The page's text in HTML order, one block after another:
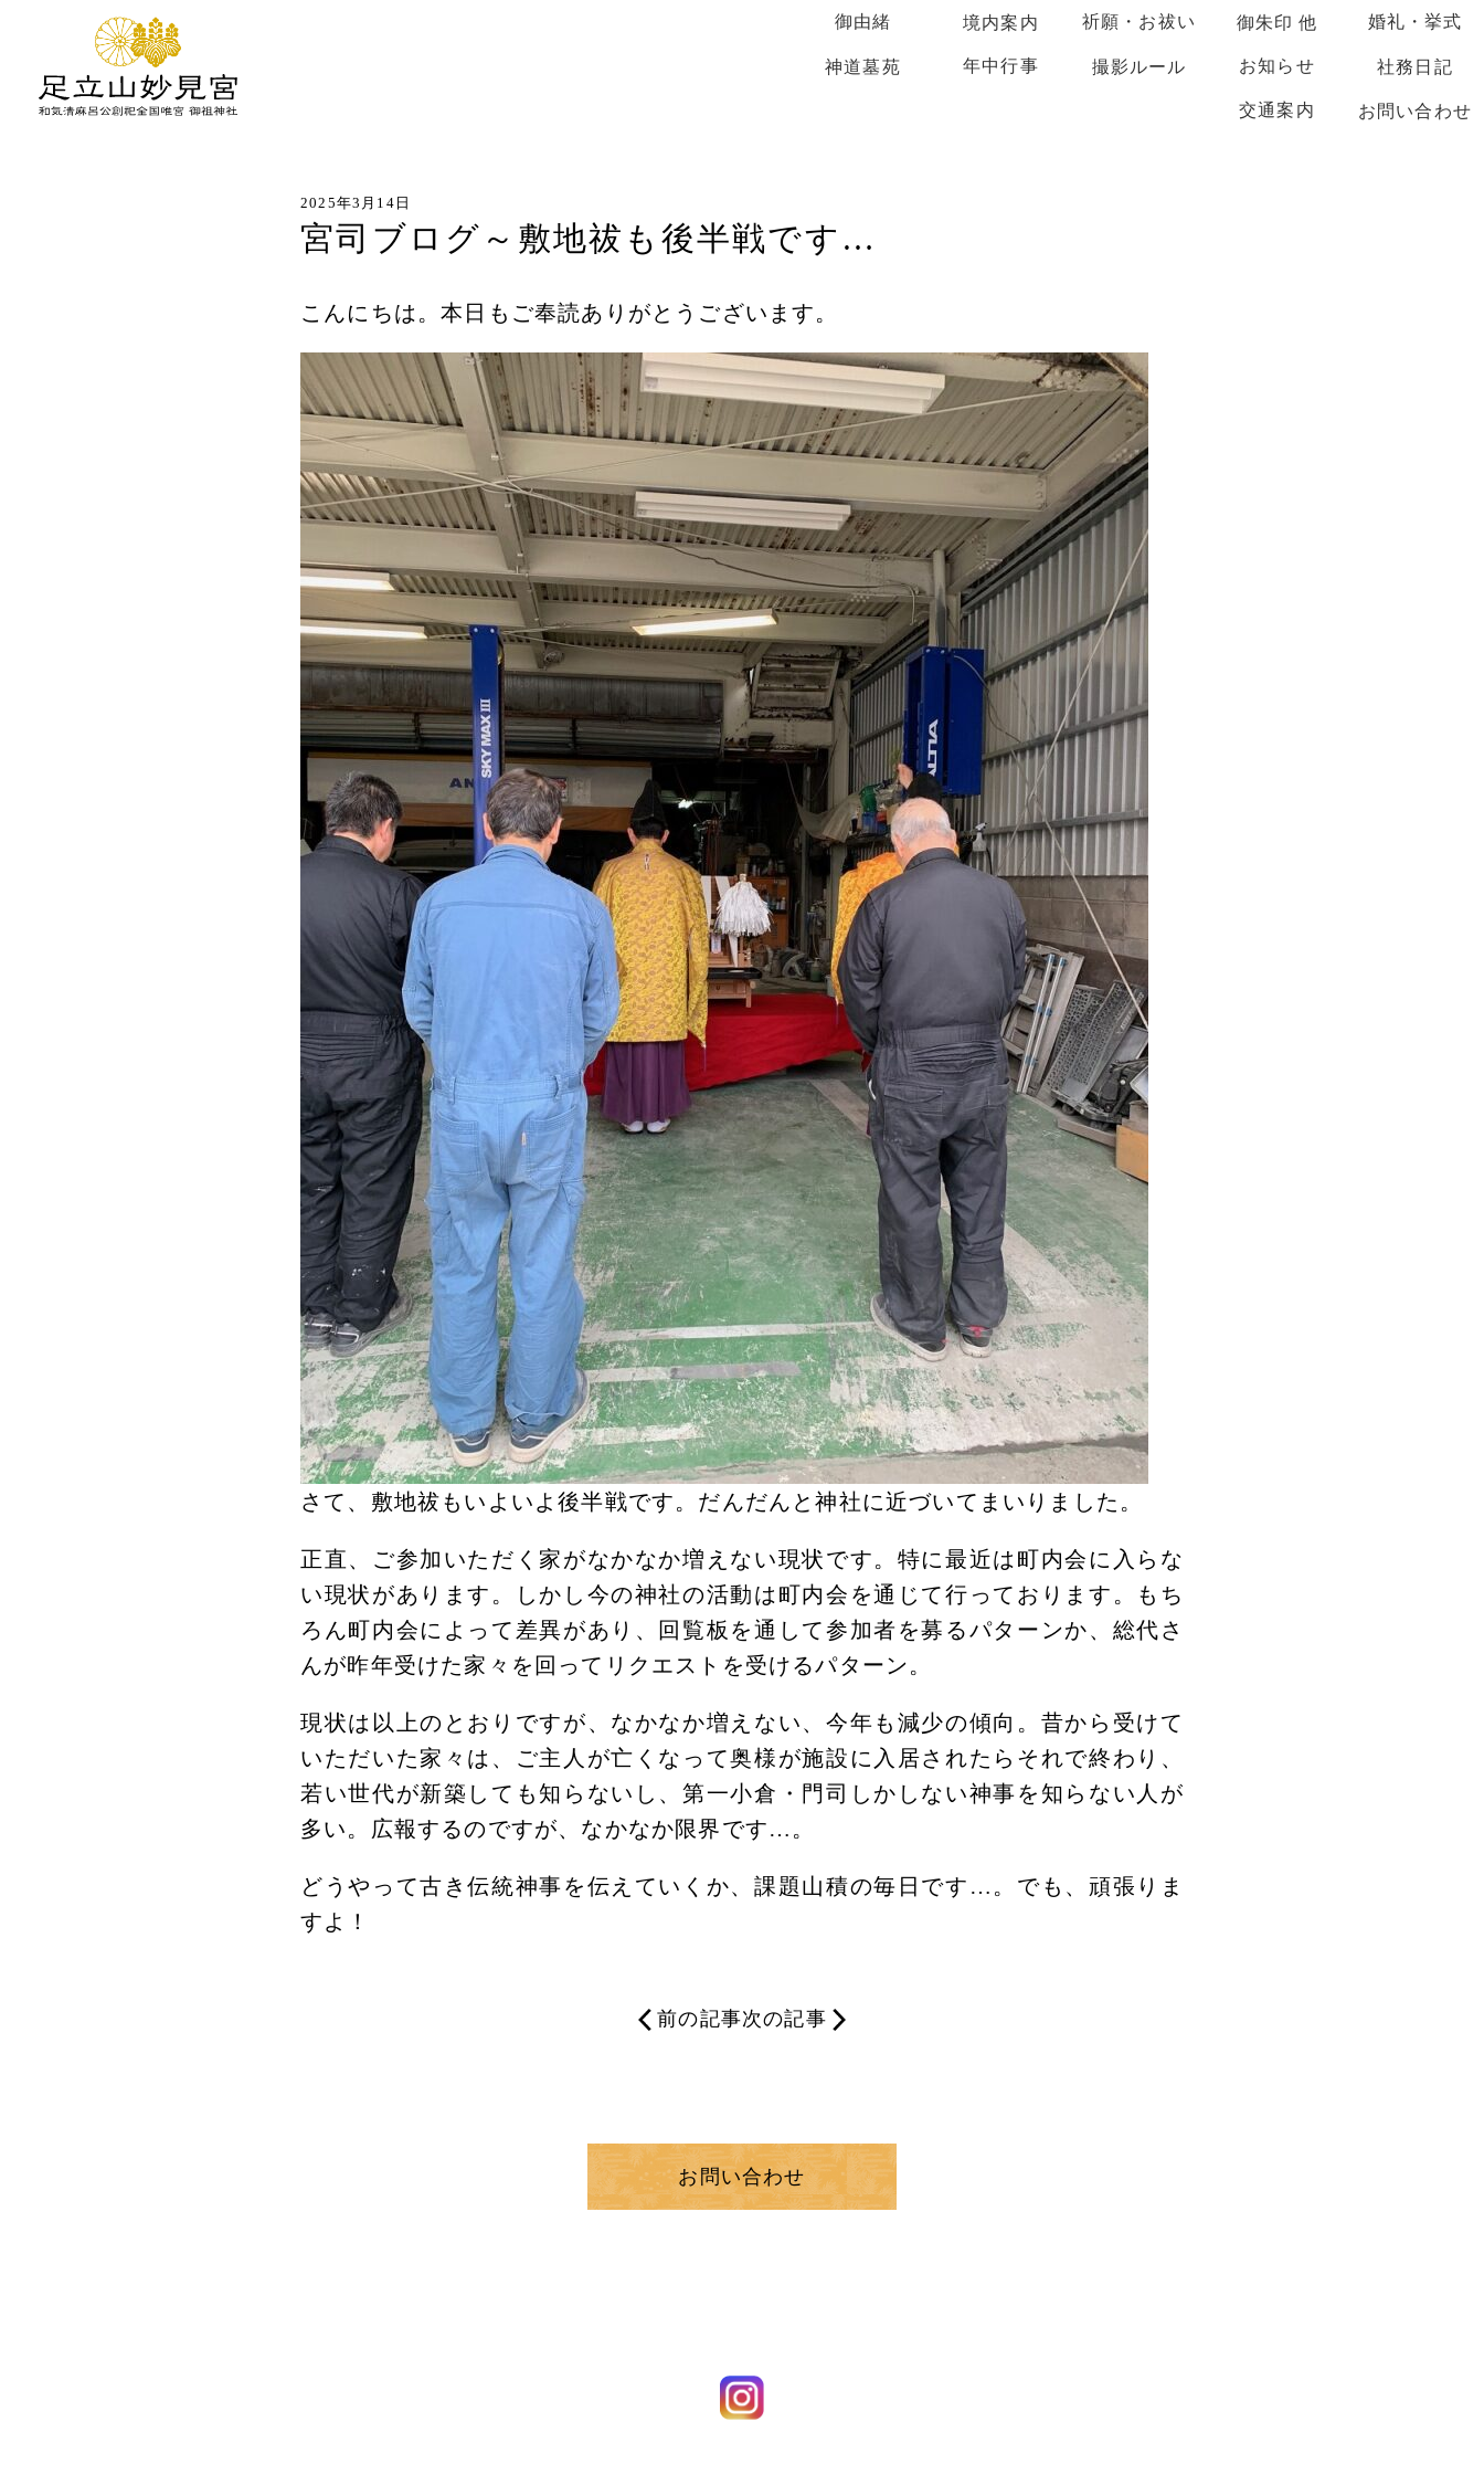
御由緒 境内案内 祈願・お祓い 御朱印 他 婚礼・挙式
神道墓苑 年中行事 撮影ルール お知らせ 社務日記
交通案内 お問い合わせ
2025年3月14日
宮司ブログ～敷地祓も後半戦です…
こんにちは。本日もご奉読ありがとうございます。
さて、敷地祓もいよいよ後半戦です。だんだんと神社に近づいてまいりました。
正直、ご参加いただく家がなかなか増えない現状です。特に最近は町内会に入らな
い現状があります。しかし今の神社の活動は町内会を通じて行っております。もち
ろん町内会によって差異があり、回覧板を通して参加者を募るパターンか、総代さ
んが昨年受けた家々を回ってリクエストを受けるパターン。
現状は以上のとおりですが、なかなか増えない、今年も減少の傾向。昔から受けて
いただいた家々は、ご主人が亡くなって奥様が施設に入居されたらそれで終わり、
若い世代が新築しても知らないし、第一小倉・門司しかしない神事を知らない人が
多い。広報するのですが、なかなか限界です…。
どうやって古き伝統神事を伝えていくか、課題山積の毎日です…。でも、頑張りま
すよ！
前の記事次の記事
お問い合わせ